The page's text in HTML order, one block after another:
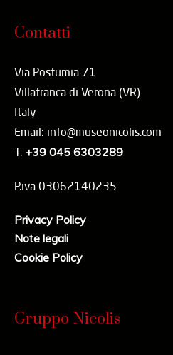
Contatti
Via Postumia 71
Villafranca di Verona (VR)
Italy
Email: info@museonicolis.com
T. +39 045 6303289
P.iva 03062140235
Privacy Policy
Note legali
Cookie Policy
Gruppo Nicolis